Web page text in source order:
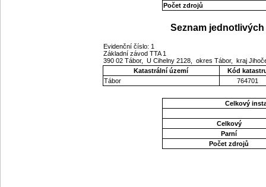
Počet zdrojů
Seznam
Evidenční číslo: 1
Základní závod TTA 1
390 02 Tábor, U Cihelny 2128, okres Tábor, kraj
Katastrální území
Kód
Tábor
764701
Celkový
Celkový
Parní
Počet zdrojů